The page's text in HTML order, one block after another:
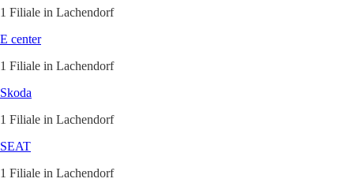
1 Filiale in Lachendorf
E center
1 Filiale in Lachendorf
Skoda
1 Filiale in Lachendorf
SEAT
1 Filiale in Lachendorf